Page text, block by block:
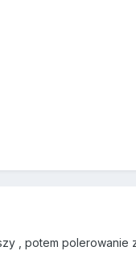
, potem polerowanie